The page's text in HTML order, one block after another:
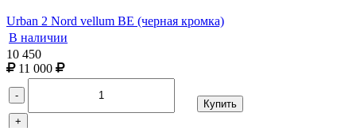
Urban 2 Nord vellum BE (черная кромка)
В наличии
10 450
11 000
-
+
Купить